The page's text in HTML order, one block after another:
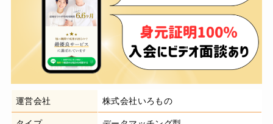
運営会社 株式会社いろもの